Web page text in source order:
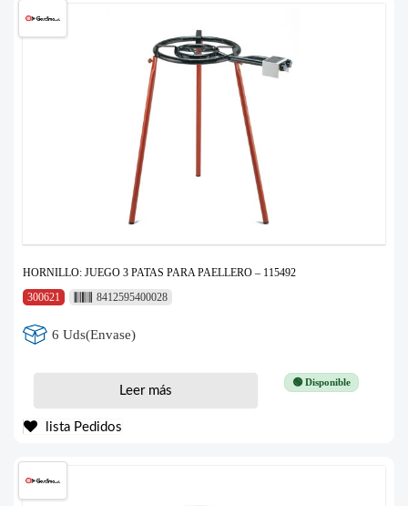
HORNILLO: JUEGO 3 PATAS PARA PAELLERO – 115492
300621
8412595400028
6 Uds(Envase)
🟢 Disponible
Leer más
lista Pedidos